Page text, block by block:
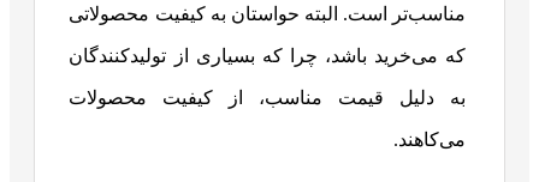
مناسب‌تر است. البته حواستان به کیفیت محصولاتی
که می‌خرید باشد، چرا که بسیاری از تولیدکنندگان
به دلیل قیمت مناسب، از کیفیت محصولات
می‌کاهند.